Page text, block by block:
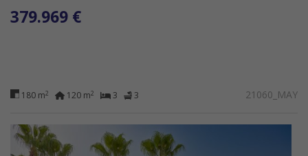
379.969 €
180 m2 120 m2 3 3 21060_MAY